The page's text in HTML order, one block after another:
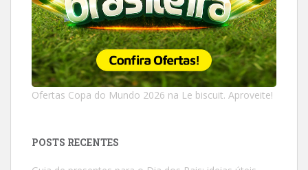
Ofertas Copa do Mundo 2026 na Le biscuit. Aproveite!
POSTS RECENTES